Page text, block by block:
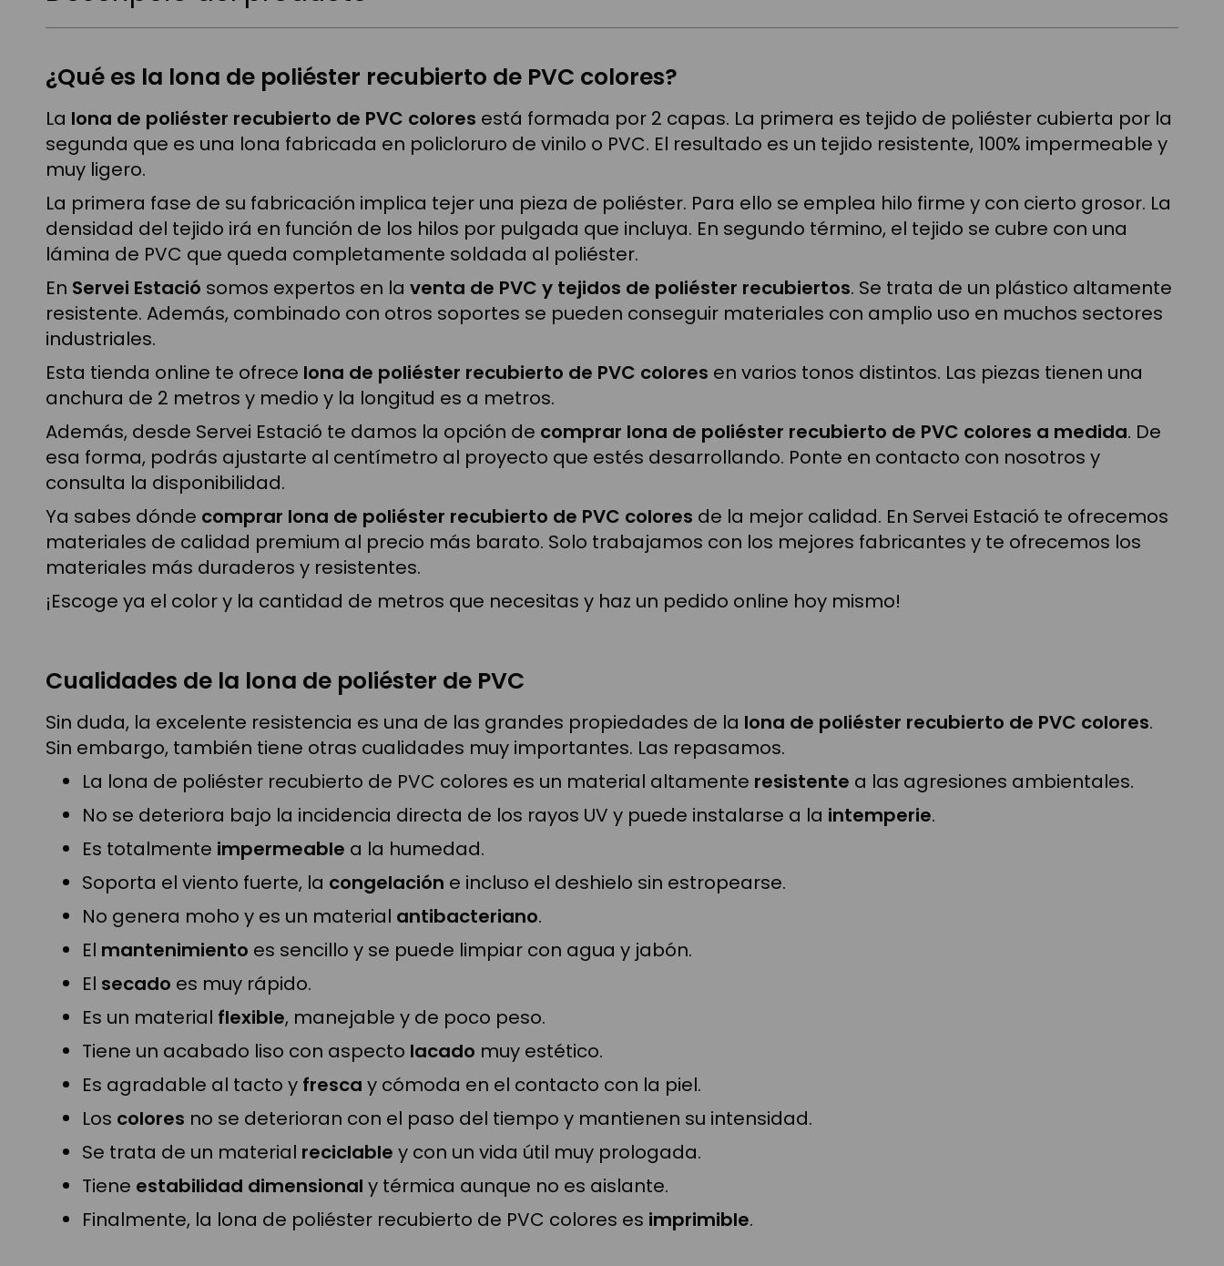
¿Qué es la lona de poliéster recubierto de PVC colores?
La lona de poliéster recubierto de PVC colores está formada por 2 capas. La primera es tejido de poliéster cubierta por la
segunda que es una lona fabricada en policloruro de vinilo o PVC. El resultado es un tejido resistente, 100% impermeable y
muy ligero.
La primera fase de su fabricación implica tejer una pieza de poliéster. Para ello se emplea hilo firme y con cierto grosor. La
densidad del tejido irá en función de los hilos por pulgada que incluya. En segundo término, el tejido se cubre con una
lámina de PVC que queda completamente soldada al poliéster.
En Servei Estació somos expertos en la venta de PVC y tejidos de poliéster recubiertos. Se trata de un plástico altamente
resistente. Además, combinado con otros soportes se pueden conseguir materiales con amplio uso en muchos sectores
industriales.
Esta tienda online te ofrece lona de poliéster recubierto de PVC colores en varios tonos distintos. Las piezas tienen una
anchura de 2 metros y medio y la longitud es a metros.
Además, desde Servei Estació te damos la opción de comprar lona de poliéster recubierto de PVC colores a medida. De
esa forma, podrás ajustarte al centímetro al proyecto que estés desarrollando. Ponte en contacto con nosotros y
consulta la disponibilidad.
Ya sabes dónde comprar lona de poliéster recubierto de PVC colores de la mejor calidad. En Servei Estació te ofrecemos
materiales de calidad premium al precio más barato. Solo trabajamos con los mejores fabricantes y te ofrecemos los
materiales más duraderos y resistentes.
¡Escoge ya el color y la cantidad de metros que necesitas y haz un pedido online hoy mismo!
Cualidades de la lona de poliéster de PVC
Sin duda, la excelente resistencia es una de las grandes propiedades de la lona de poliéster recubierto de PVC colores.
Sin embargo, también tiene otras cualidades muy importantes. Las repasamos.
La lona de poliéster recubierto de PVC colores es un material altamente resistente a las agresiones ambientales.
No se deteriora bajo la incidencia directa de los rayos UV y puede instalarse a la intemperie.
Es totalmente impermeable a la humedad.
Soporta el viento fuerte, la congelación e incluso el deshielo sin estropearse.
No genera moho y es un material antibacteriano.
El mantenimiento es sencillo y se puede limpiar con agua y jabón.
El secado es muy rápido.
Es un material flexible, manejable y de poco peso.
Tiene un acabado liso con aspecto lacado muy estético.
Es agradable al tacto y fresca y cómoda en el contacto con la piel.
Los colores no se deterioran con el paso del tiempo y mantienen su intensidad.
Se trata de un material reciclable y con un vida útil muy prologada.
Tiene estabilidad dimensional y térmica aunque no es aislante.
Finalmente, la lona de poliéster recubierto de PVC colores es imprimible.